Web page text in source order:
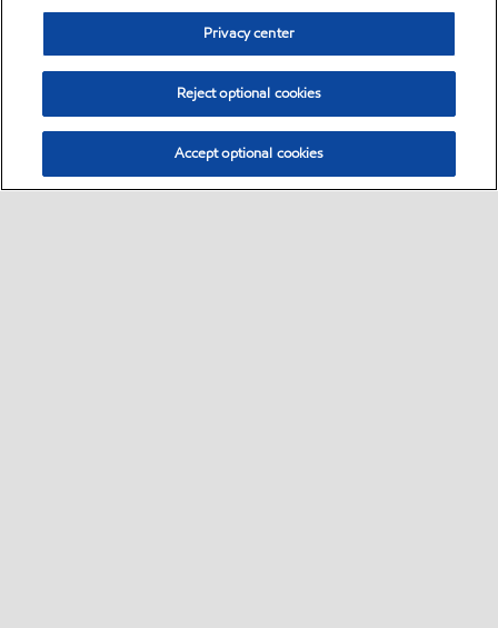
Privacy center
Reject optional cookies
Accept optional cookies